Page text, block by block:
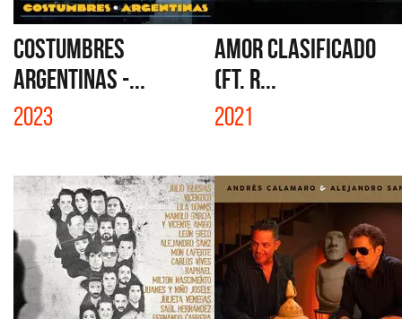
COSTUMBRES
ARGENTINAS -...
2023
AMOR CLASIFICADO
(FT. R...
2021